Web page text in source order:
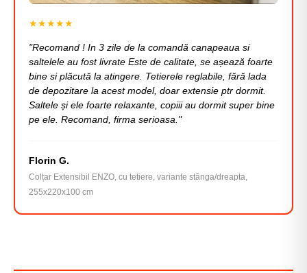
★★★★★
"Recomand ! In 3 zile de la comandă canapeaua si
saltelele au fost livrate Este de calitate, se așează foarte
bine si plăcută la atingere. Tetierele reglabile, fără lada
de depozitare la acest model, doar extensie ptr dormit.
Saltele și ele foarte relaxante, copiii au dormit super bine
pe ele. Recomand, firma serioasa."
Florin G.
Colțar Extensibil ENZO, cu tetiere, variante stânga/dreapta,
255x220x100 cm